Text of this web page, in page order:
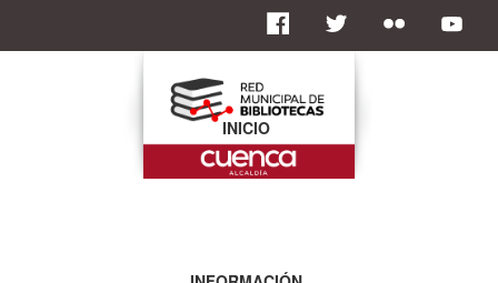
INICIO